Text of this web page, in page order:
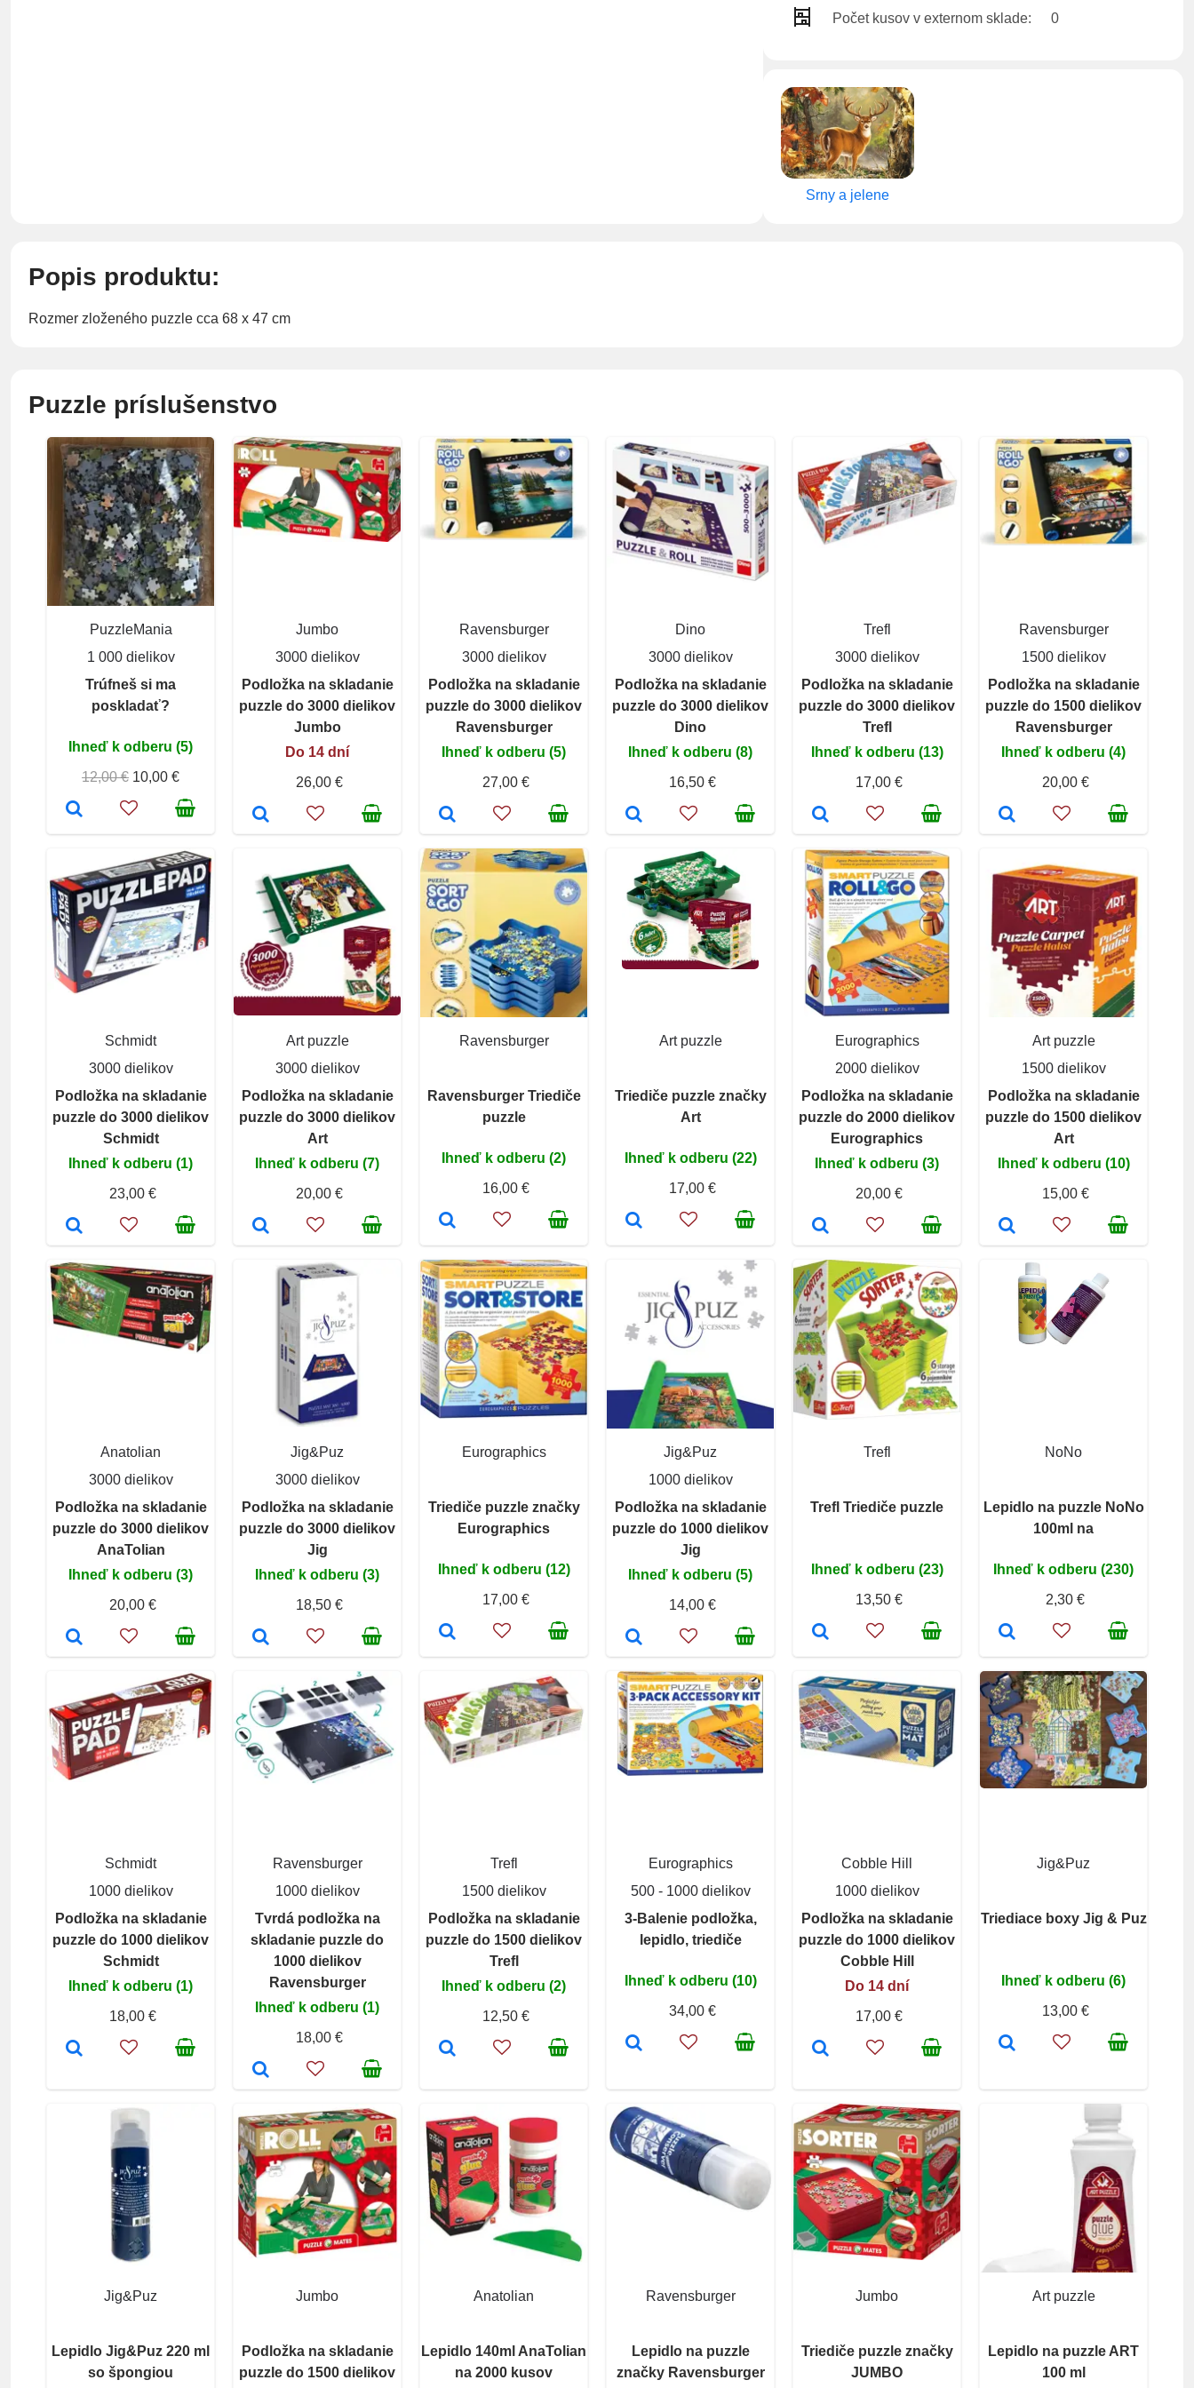
Počet kusov v externom sklade: 0
Srny a jelene
Popis produktu:
Rozmer zloženého puzzle cca 68 x 47 cm
Puzzle príslušenstvo
PuzzleMania
1 000 dielikov
Trúfneš si ma
poskladať?
Ihneď k odberu (5)
12,00 € 10,00 €
Jumbo
3000 dielikov
Podložka na skladanie
puzzle do 3000 dielikov
Jumbo
Do 14 dní
26,00 €
Ravensburger
3000 dielikov
Podložka na skladanie
puzzle do 3000 dielikov
Ravensburger
Ihneď k odberu (5)
27,00 €
Dino
3000 dielikov
Podložka na skladanie
puzzle do 3000 dielikov
Dino
Ihneď k odberu (8)
16,50 €
Trefl
3000 dielikov
Podložka na skladanie
puzzle do 3000 dielikov
Trefl
Ihneď k odberu (13)
17,00 €
Ravensburger
1500 dielikov
Podložka na skladanie
puzzle do 1500 dielikov
Ravensburger
Ihneď k odberu (4)
20,00 €
Schmidt
3000 dielikov
Podložka na skladanie
puzzle do 3000 dielikov
Schmidt
Ihneď k odberu (1)
23,00 €
Art puzzle
3000 dielikov
Podložka na skladanie
puzzle do 3000 dielikov
Art
Ihneď k odberu (7)
20,00 €
Ravensburger
Ravensburger Triediče
puzzle
Ihneď k odberu (2)
16,00 €
Art puzzle
Triediče puzzle značky
Art
Ihneď k odberu (22)
17,00 €
Eurographics
2000 dielikov
Podložka na skladanie
puzzle do 2000 dielikov
Eurographics
Ihneď k odberu (3)
20,00 €
Art puzzle
1500 dielikov
Podložka na skladanie
puzzle do 1500 dielikov
Art
Ihneď k odberu (10)
15,00 €
Anatolian
3000 dielikov
Podložka na skladanie
puzzle do 3000 dielikov
AnaTolian
Ihneď k odberu (3)
20,00 €
Jig&Puz
3000 dielikov
Podložka na skladanie
puzzle do 3000 dielikov
Jig
Ihneď k odberu (3)
18,50 €
Eurographics
Triediče puzzle značky
Eurographics
Ihneď k odberu (12)
17,00 €
Jig&Puz
1000 dielikov
Podložka na skladanie
puzzle do 1000 dielikov
Jig
Ihneď k odberu (5)
14,00 €
Trefl
Trefl Triediče puzzle
Ihneď k odberu (23)
13,50 €
NoNo
Lepidlo na puzzle NoNo
100ml na
Ihneď k odberu (230)
2,30 €
Schmidt
1000 dielikov
Podložka na skladanie
puzzle do 1000 dielikov
Schmidt
Ihneď k odberu (1)
18,00 €
Ravensburger
1000 dielikov
Tvrdá podložka na
skladanie puzzle do
1000 dielikov
Ravensburger
Ihneď k odberu (1)
18,00 €
Trefl
1500 dielikov
Podložka na skladanie
puzzle do 1500 dielikov
Trefl
Ihneď k odberu (2)
12,50 €
Eurographics
500 - 1000 dielikov
3-Balenie podložka,
lepidlo, triediče
Ihneď k odberu (10)
34,00 €
Cobble Hill
1000 dielikov
Podložka na skladanie
puzzle do 1000 dielikov
Cobble Hill
Do 14 dní
17,00 €
Jig&Puz
Triediace boxy Jig & Puz
Ihneď k odberu (6)
13,00 €
Jig&Puz
Lepidlo Jig&Puz 220 ml
so špongiou
Jumbo
Podložka na skladanie
puzzle do 1500 dielikov
Anatolian
Lepidlo 140ml AnaTolian
na 2000 kusov
Ravensburger
Lepidlo na puzzle
značky Ravensburger
Jumbo
Triediče puzzle značky
JUMBO
Art puzzle
Lepidlo na puzzle ART
100 ml